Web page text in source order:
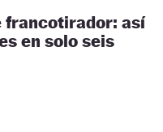
francotirador: así
en solo seis